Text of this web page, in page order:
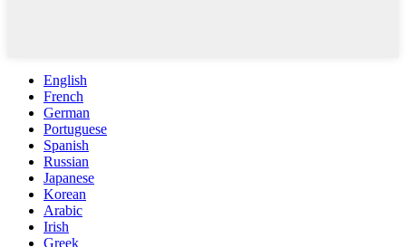
English
French
German
Portuguese
Spanish
Russian
Japanese
Korean
Arabic
Irish
Greek